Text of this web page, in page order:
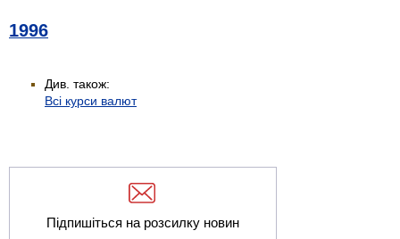
1996
Див. також:
Всі курси валют
Підпишіться на розсилку новин